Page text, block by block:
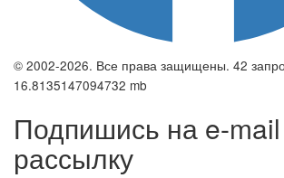
© 2002-2026. Все права защищены. 42
16.8135147094732 mb
Подпишись на e-mail
рассылку